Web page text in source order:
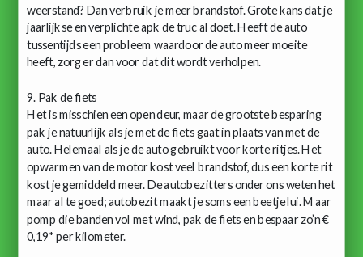
weerstand? Dan verbruik je meer brandstof. Grote kans dat je
jaarlijkse en verplichte apk de truc al doet. Heeft de auto
tussentijds een probleem waardoor de auto meer moeite
heeft, zorg er dan voor dat dit wordt verholpen.
9. Pak de fiets
Het is misschien een open deur, maar de grootste besparing
pak je natuurlijk als je met de fiets gaat in plaats van met de
auto. Helemaal als je de auto gebruikt voor korte ritjes. Het
opwarmen van de motor kost veel brandstof, dus een korte rit
kost je gemiddeld meer. De autobezitters onder ons weten het
maar al te goed; autobezit maakt je soms een beetje lui. Maar
pomp die banden vol met wind, pak de fiets en bespaar zo’n €
0,19* per kilometer.